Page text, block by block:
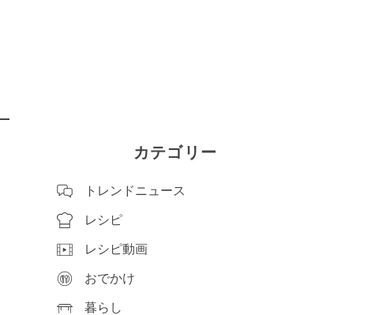
カテゴリー
トレンドニュース
レシピ
レシピ動画
おでかけ
暮らし